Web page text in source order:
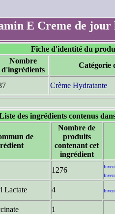
E Creme de jour
Fiche d'identité du
Nombre
d'ingrédients
Catégorie
Crème Hydratante
des ingrédients contenus
de
Nombre de
produits
contenant cet
ingrédient
1276
Lactate 4
1